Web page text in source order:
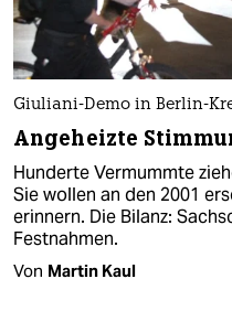
Giuliani-Demo in Berlin-
Angeheizte
Hunderte Vermummte
Sie wollen an den 2001
erinnern. Die Bilanz:
Festnahmen.
Von Martin Kaul